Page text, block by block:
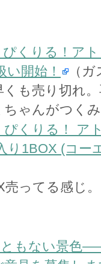
ぴくりる！ア
開始！
（
も売り切れ
ちゃんがつく
ぴくりる！
り1BOX (コー
ってる感じ。
ともない景色